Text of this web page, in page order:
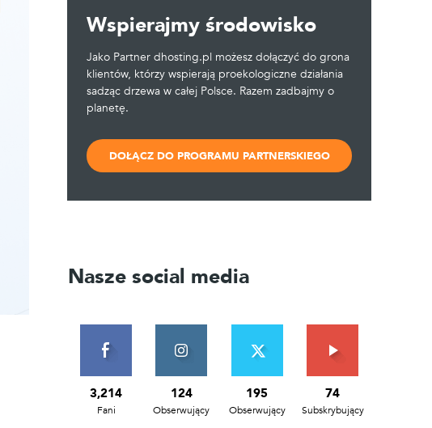
Wspierajmy środowisko
Jako Partner dhosting.pl możesz dołączyć do grona
klientów, którzy wspierają proekologiczne działania
sadząc drzewa w całej Polsce. Razem zadbajmy o
planetę.
DOŁĄCZ DO PROGRAMU PARTNERSKIEGO
Nasze social media
3,214
Fani
124
Obserwujący
195
Obserwujący
74
Subskrybujący